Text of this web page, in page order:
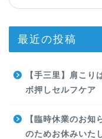
最近の投稿
【手三里】肩こり
ボ押しセルフケア
【臨時休業のお
のためお休みいた